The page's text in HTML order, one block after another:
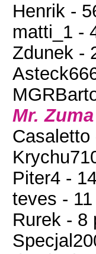
Henrik -
matti_1 -
Zdunek -
Mr.
Casaletto
Piter4 -
teves -
Rurek - 8